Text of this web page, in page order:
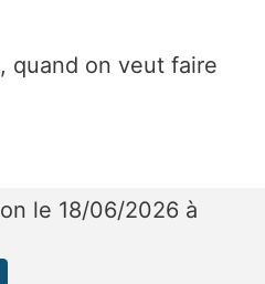
quand on veut faire
le 18/06/2026 à